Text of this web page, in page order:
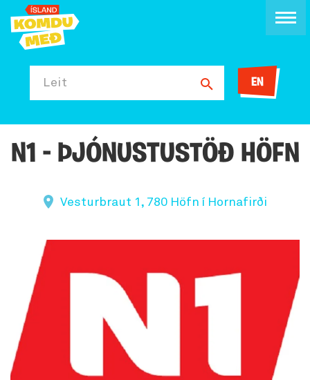
Leit EN
N1 - ÞJÓNUSTUSTÖÐ HÖFN
Vesturbraut 1, 780 Höfn í Hornafirði